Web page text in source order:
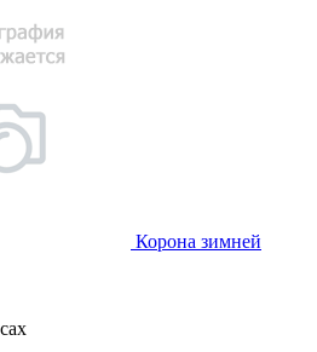
Корона зимней